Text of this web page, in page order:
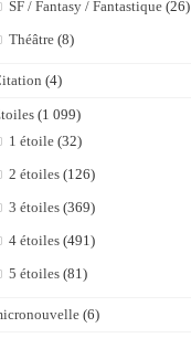
SF / Fantasy / Fantastique (26)
Théâtre (8)
(4)
(1 099)
1 étoile (32)
2 étoiles (126)
3 étoiles (369)
4 étoiles (491)
5 étoiles (81)
(6)